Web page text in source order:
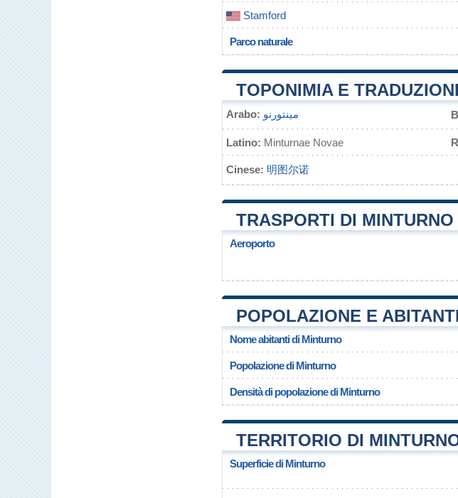
Stamford
Parco naturale
TOPONIMIA E
Arabo: مينتورنو
Latino: Minturnae Novae
Cinese: 明图尔诺
TRASPORTI DI MINTURNO
Aeroporto
POPOLAZIONE E
Nome abitanti di Minturno
Popolazione di Minturno
Densità di popolazione di Minturno
TERRITORIO DI
Superficie di Minturno